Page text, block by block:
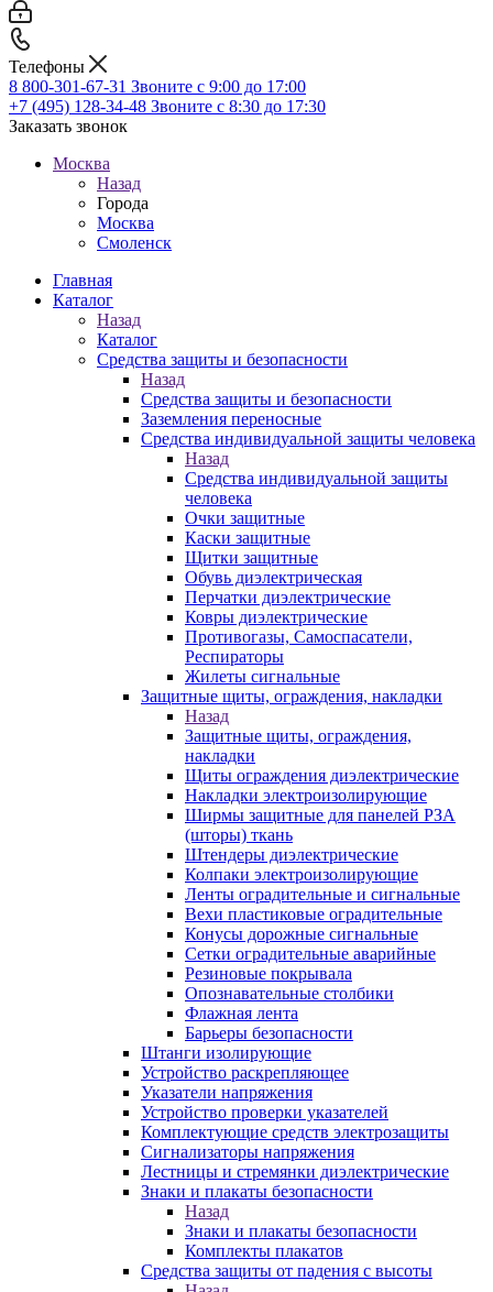
Телефоны
8 800-301-67-31 Звоните с 9:00 до 17:00
+7 (495) 128-34-48 Звоните с 8:30 до 17:30
Заказать звонок
Москва
Назад
Города
Москва
Смоленск
Главная
Каталог
Назад
Каталог
Средства защиты и безопасности
Назад
Средства защиты и безопасности
Заземления переносные
Средства индивидуальной защиты человека
Назад
Средства индивидуальной защиты
человека
Очки защитные
Каски защитные
Щитки защитные
Обувь диэлектрическая
Перчатки диэлектрические
Ковры диэлектрические
Противогазы, Самоспасатели,
Респираторы
Жилеты сигнальные
Защитные щиты, ограждения, накладки
Назад
Защитные щиты, ограждения,
накладки
Щиты ограждения диэлектрические
Накладки электроизолирующие
Ширмы защитные для панелей РЗА
(шторы) ткань
Штендеры диэлектрические
Колпаки электроизолирующие
Ленты оградительные и сигнальные
Вехи пластиковые оградительные
Конусы дорожные сигнальные
Сетки оградительные аварийные
Резиновые покрывала
Опознавательные столбики
Флажная лента
Барьеры безопасности
Штанги изолирующие
Устройство раскрепляющее
Указатели напряжения
Устройство проверки указателей
Комплектующие средств электрозащиты
Сигнализаторы напряжения
Лестницы и стремянки диэлектрические
Знаки и плакаты безопасности
Назад
Знаки и плакаты безопасности
Комплекты плакатов
Средства защиты от падения с высоты